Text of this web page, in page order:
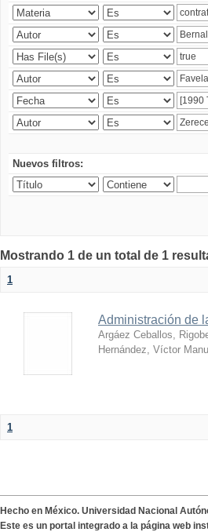
Nuevos filtros:
Mostrando 1 de un total de 1
1
Administración de
Argáez Ceballos,
Hernández, Víctor
1
Hecho en México. Universidad Nacional
Este es un portal integrado a la página web